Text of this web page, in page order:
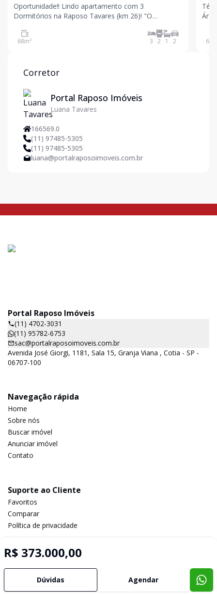
Oportunidade!! Lindo apartamento com 3
Dormitórios na Raposo Tavares (km 26)! "O
"Imagine viver em um lugar onde tudo o que você
precisa está ao seu redor: mercados, padarias,
68m² 3 2 1 2
Área útil:
68
Corretor
Portal Raposo Imóveis
Luana Tavares
166569.0
(11) 97485-5305
(11) 97485-5305
luana@portalraposoimoveis.com.br
R$ 373.000,00
Dúvidas Agendar
Portal Raposo Imóveis
(11) 4702-3031
(11) 95782-6753
sac@portalraposoimoveis.com.br
Avenida José Giorgi, 1181, Sala 15, Granja Viana , Cotia - SP -
06707-100
Navegação rápida
Home
Sobre nós
Buscar imóvel
Anunciar imóvel
Contato
Suporte ao Cliente
Favoritos
Comparar
Política de privacidade
Selo de Tecnologia Loft